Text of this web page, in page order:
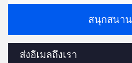
สนุกสนาน
ส่งอีเมลถึงเรา